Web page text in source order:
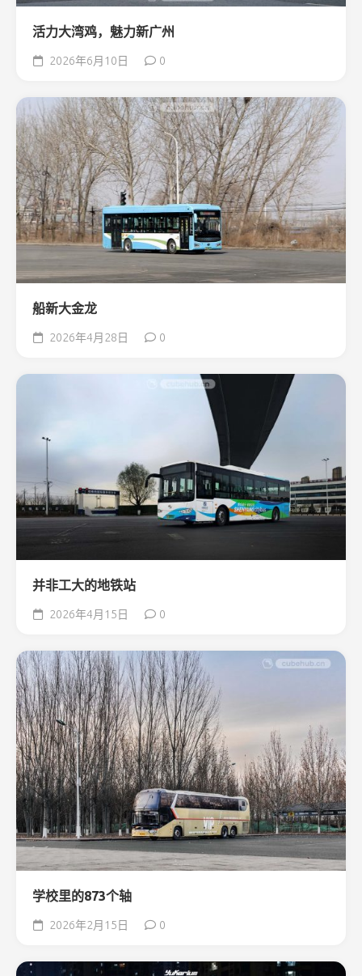
活力大湾鸡，魅力新广州
2026年6月10日 0
船新大金龙
2026年4月28日 0
并非工大的地铁站
2026年4月15日 0
学校里的873个轴
2026年2月15日 0